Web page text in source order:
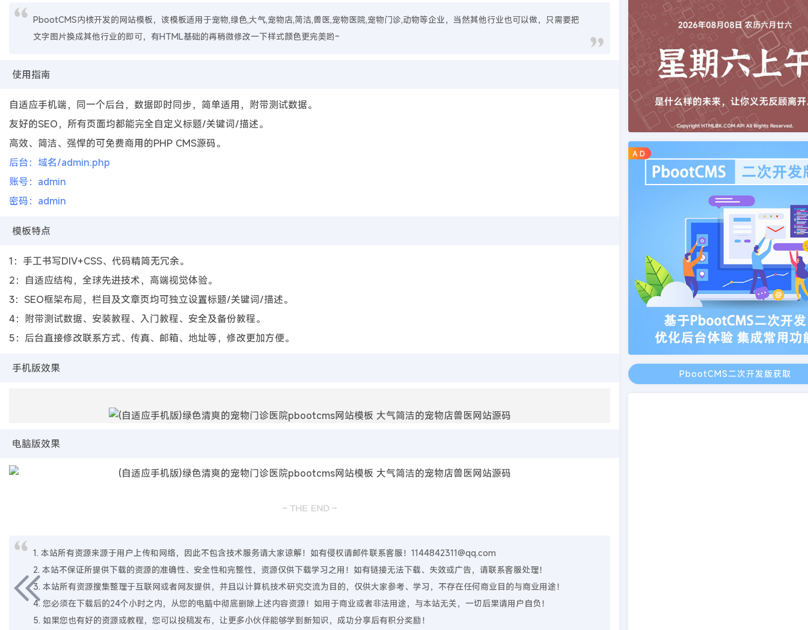
PbootCMS内核开发的网站模板，该模板适用于宠物,绿色,大气,宠物店,简洁,兽医,宠物医院,宠物门诊,动物等企业，当然其他行业也可以做，只需要把
文字图片换成其他行业的即可，有HTML基础的再稍微修改一下样式颜色更完美哟~
使用指南
自适应手机端，同一个后台，数据即时同步，简单适用，附带测试数据。
友好的SEO，所有页面均都能完全自定义标题/关键词/描述。
高效、简洁、强悍的可免费商用的PHP CMS源码。
后台：域名/admin.php
账号：admin
密码：admin
模板特点
1：手工书写DIV+CSS、代码精简无冗余。
2：自适应结构，全球先进技术，高端视觉体验。
3：SEO框架布局，栏目及文章页均可独立设置标题/关键词/描述。
4：附带测试数据、安装教程、入门教程、安全及备份教程。
5：后台直接修改联系方式、传真、邮箱、地址等，修改更加方便。
手机版效果
电脑版效果
1. 本站所有资源来源于用户上传和网络，因此不包含技术服务请大家谅解！如有侵权请邮件联系客服！1144842311@qq.com
2. 本站不保证所提供下载的资源的准确性、安全性和完整性，资源仅供下载学习之用！如有链接无法下载、失效或广告，请联系客服处理！
3. 本站所有资源搜集整理于互联网或者网友提供，并且以计算机技术研究交流为目的，仅供大家参考、学习，不存在任何商业目的与商业用途！
4. 您必须在下载后的24个小时之内，从您的电脑中彻底删除上述内容资源！如用于商业或者非法用途，与本站无关，一切后果请用户自负！
5. 如果您也有好的资源或教程，您可以投稿发布，让更多小伙伴能够学到新知识，成功分享后有积分奖励！
A D
PbootCMS二次开发版获取